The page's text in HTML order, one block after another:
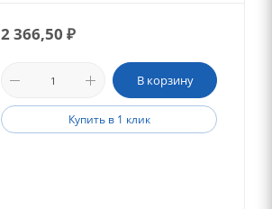
2 366,50 ₽
В корзину
Купить в 1 клик